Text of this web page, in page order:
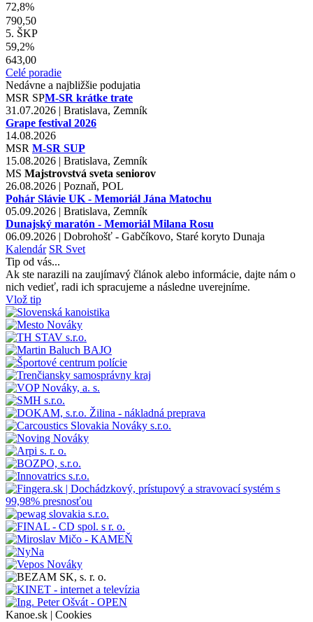
72,8%
790,50
5. ŠKP
59,2%
643,00
Celé poradie
Nedávne a najbližšie podujatia
MSR SPM-SR krátke trate
31.07.2026 | Bratislava, Zemník
Grape festival 2026
14.08.2026
MSR M-SR SUP
15.08.2026 | Bratislava, Zemník
MS Majstrovstvá sveta seniorov
26.08.2026 | Poznaň, POL
Pohár Slávie UK - Memoriál Jána Matochu
05.09.2026 | Bratislava, Zemník
Dunajský maratón - Memoriál Milana Rosu
06.09.2026 | Dobrohošť - Gabčíkovo, Staré koryto Dunaja
Kalendár SR Svet
Tip od vás...
Ak ste narazili na zaujímavý článok alebo informácie, dajte nám o
nich vedieť, radi ich spracujeme a následne uverejníme.
Vlož tip
Kanoe.sk | Cookies